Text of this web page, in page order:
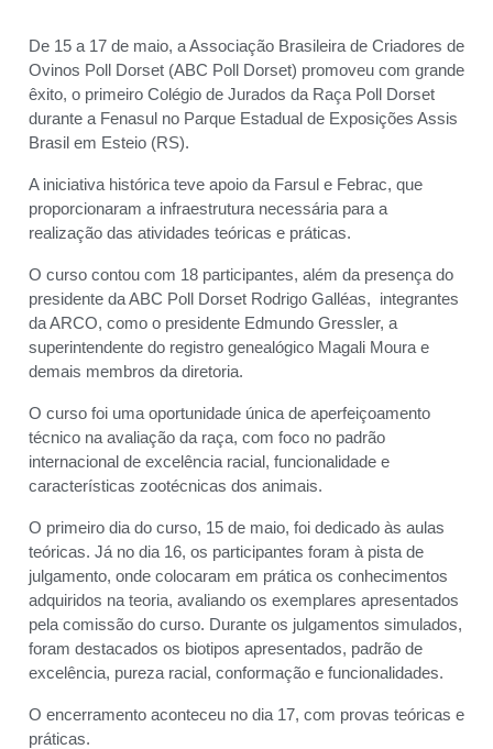
De 15 a 17 de maio, a Associação Brasileira de Criadores de
Ovinos Poll Dorset (ABC Poll Dorset) promoveu com grande
êxito, o primeiro Colégio de Jurados da Raça Poll Dorset
durante a Fenasul no Parque Estadual de Exposições Assis
Brasil em Esteio (RS).
A iniciativa histórica teve apoio da Farsul e Febrac, que
proporcionaram a infraestrutura necessária para a
realização das atividades teóricas e práticas.
O curso contou com 18 participantes, além da presença do
presidente da ABC Poll Dorset Rodrigo Galléas, integrantes
da ARCO, como o presidente Edmundo Gressler, a
superintendente do registro genealógico Magali Moura e
demais membros da diretoria.
O curso foi uma oportunidade única de aperfeiçoamento
técnico na avaliação da raça, com foco no padrão
internacional de excelência racial, funcionalidade e
características zootécnicas dos animais.
O primeiro dia do curso, 15 de maio, foi dedicado às aulas
teóricas. Já no dia 16, os participantes foram à pista de
julgamento, onde colocaram em prática os conhecimentos
adquiridos na teoria, avaliando os exemplares apresentados
pela comissão do curso. Durante os julgamentos simulados,
foram destacados os biotipos apresentados, padrão de
excelência, pureza racial, conformação e funcionalidades.
O encerramento aconteceu no dia 17, com provas teóricas e
práticas.